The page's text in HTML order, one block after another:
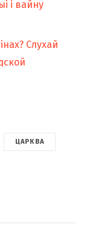
і вайну
Слухай
ЦАРКВА